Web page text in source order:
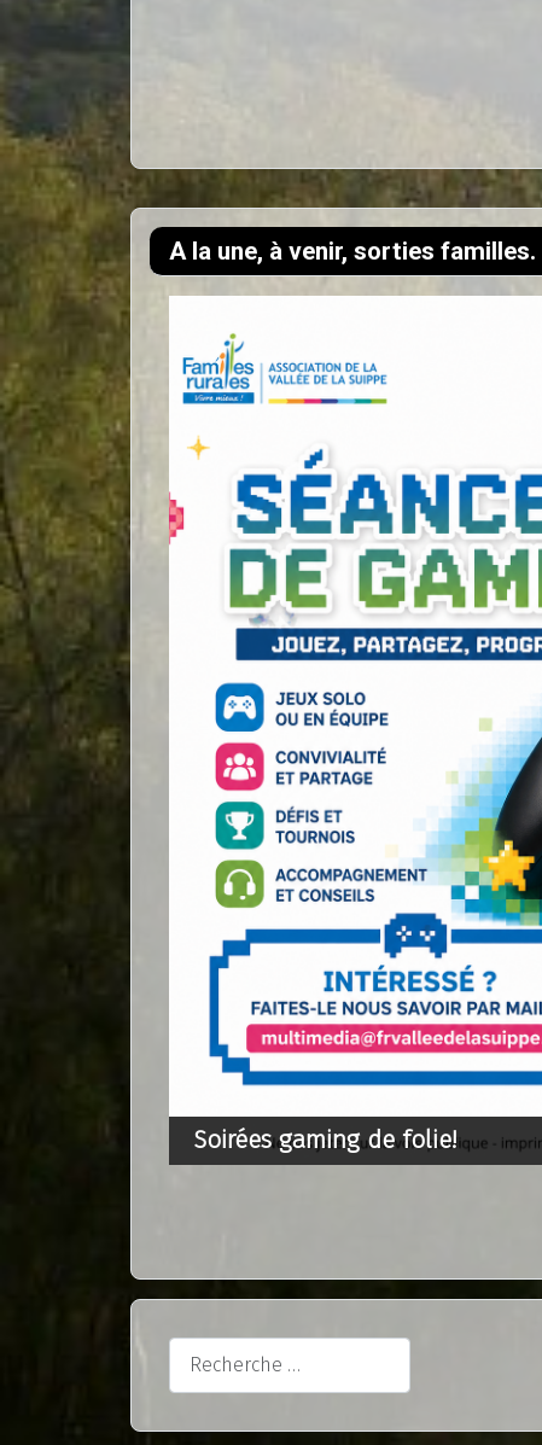
A la une, à venir, sorties familles.
Soirées gaming de folie!
Rechercher